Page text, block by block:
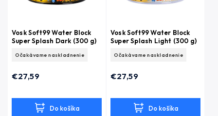
Vosk Soft99 Water Block
Super Splash Dark (300 g)
Očakávame naskladnenie
€27,59
Do košíka
Vosk Soft99 Water Block
Super Splash Light (300 g)
Očakávame naskladnenie
€27,59
Do košíka